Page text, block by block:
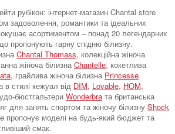
рубікон: інтернет-магазин Chantal store
задоволення, романтики та ідеальних
асортиментом – понад 20 легендарних
пропонують гарну спідню білизну.
Chantal Thomass, колекційна жіноча
жіноча білизна Chantelle, кокетлива
, грайлива жіноча білизна Princesse
в стилі кежуал від DIM, Lovable, HOM,
бюстгальтери Wonderbra та британська
для занять спортом та жіночу білизну Shock
пропонує моделі на будь-який бюджет та
смак.